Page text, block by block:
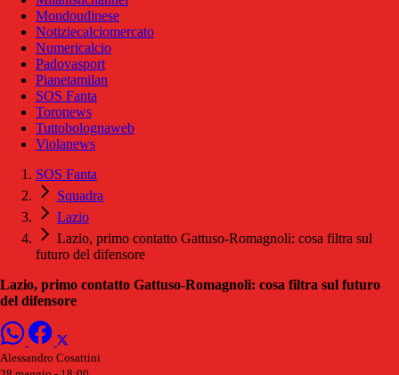
Mondoudinese
Notiziecalciomercato
Numericalcio
Padovasport
Pianetamilan
SOS Fanta
Toronews
Tuttobolognaweb
Violanews
SOS Fanta
Squadra
Lazio
Lazio, primo contatto Gattuso-Romagnoli: cosa filtra sul
futuro del difensore
Lazio, primo contatto Gattuso-Romagnoli: cosa filtra sul futuro
del difensore
Alessandro Cosattini